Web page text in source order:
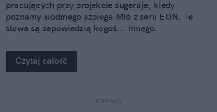
pracujących przy projekcie sugeruje, kiedy
poznamy siódmego szpiega MI6 z serii EON. Te
słowa są zapowiedzią kogoś... innego.
Czytaj całość
REKLAMA